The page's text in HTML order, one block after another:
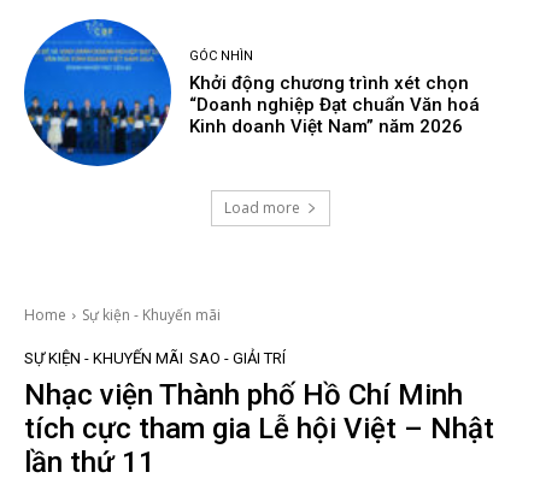
GÓC NHÌN
Khởi động chương trình xét chọn
“Doanh nghiệp Đạt chuẩn Văn hoá
Kinh doanh Việt Nam” năm 2026
Load more